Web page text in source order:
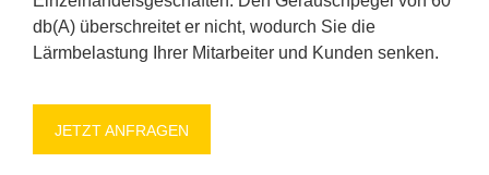
db(A) über­schrei­tet er nicht, wo­durch Sie die
Lärm­be­las­tung Ih­rer Mit­ar­bei­ter und Kun­den sen­ken.
JETZT AN­FRA­GEN